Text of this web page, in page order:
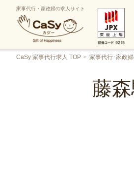
家事代行・家政婦の求人サイト
CaSy 家事代行求人 TOP 家事代行･家政
藤